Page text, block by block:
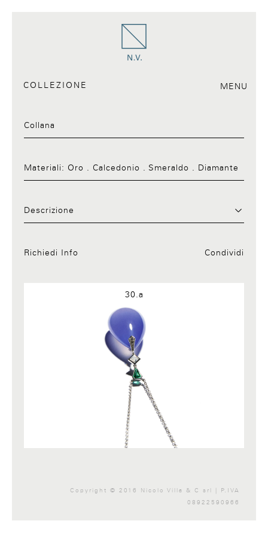
MENU
COLLEZIONE
Collana
Materiali: Oro . Calcedonio . Smeraldo . Diamante
Descrizione
Richiedi Info Condividi
30.a
Copyright © 2016 Nicolo Villa & C srl | P.IVA
08922590966